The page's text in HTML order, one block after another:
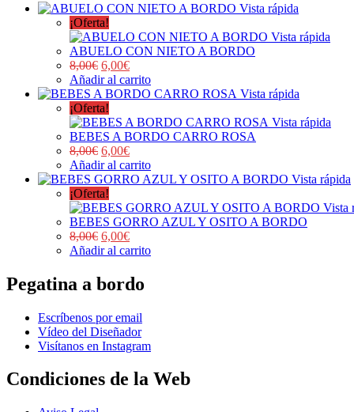
Vista rápida
¡Oferta!
Vista rápida
ABUELO CON NIETO A BORDO
8,00€ 6,00€
Añadir al carrito
Vista rápida
¡Oferta!
Vista rápida
BEBES A BORDO CARRO ROSA
8,00€ 6,00€
Añadir al carrito
Vista rápida
¡Oferta!
Vista
BEBES GORRO AZUL Y OSITO A BORDO
8,00€ 6,00€
Añadir al carrito
Pegatina a bordo
Escríbenos por email
Vídeo del Diseñador
Visítanos en Instagram
Condiciones de la Web